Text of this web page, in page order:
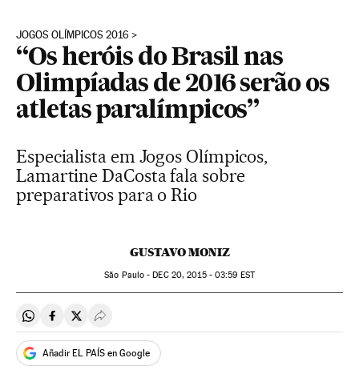
JOGOS OLÍMPICOS 2016
“Os heróis do Brasil nas
Olimpíadas de 2016 serão os
atletas paralímpicos”
Especialista em Jogos Olímpicos,
Lamartine DaCosta fala sobre
preparativos para o Rio
GUSTAVO MONIZ
São Paulo -DEC20, 2015 - 03:59 EST
Compartir en Whatsapp
Compartir en Facebook
Compartir en Twitter
Desplegar Redes Sociales
Añadir EL PAÍS en Google